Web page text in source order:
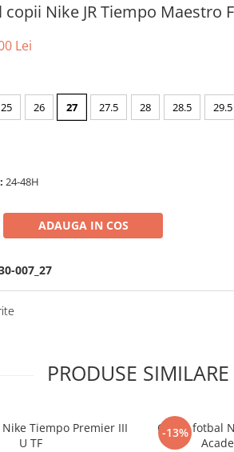
Nike JR Tiempo Maestro
Lei
25 26 27 27.5 28 28.5 29.5
24-48H
ADAUGA IN COS
007_27
PRODUSE SIMILARE
Tiempo Premier III
U TF
-13%
Ghete fotbal